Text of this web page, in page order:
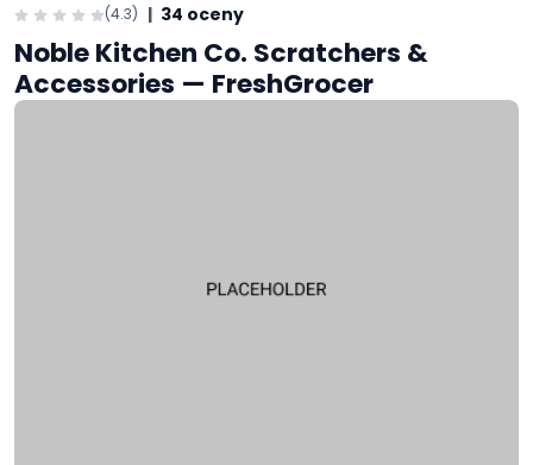
(4.3) | 34 oceny
Noble Kitchen Co. Scratchers &
Accessories — FreshGrocer